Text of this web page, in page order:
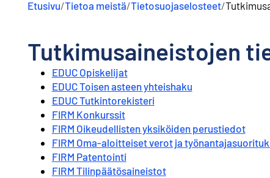
Etusivu/Tietoa meistä/Tietosuojaselosteet/
Tutkimusaineistojen
EDUC Opiskelijat
EDUC Toisen asteen yhteishaku
EDUC Tutkintorekisteri
FIRM Konkurssit
FIRM Oikeudellisten yksiköiden perustiedot
FIRM Oma-aloitteiset verot ja
FIRM Patentointi
FIRM Tilinpäätösaineistot